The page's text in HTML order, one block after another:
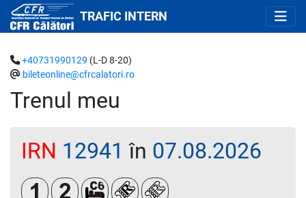
TRAFIC INTERN
Trenul meu
+40731990129 (L-D 8-20)
bileteonline@cfrcalatori.ro
IRN 12941 în 07.08.2026
Clasa 1Clasa a 2-aCușetă 6 paturi
Loc rezervat (biletul se emite
Loc rezervat (opțional)